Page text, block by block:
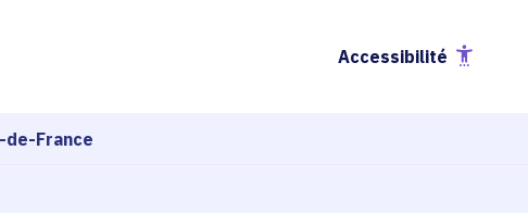
Accessibilité
France